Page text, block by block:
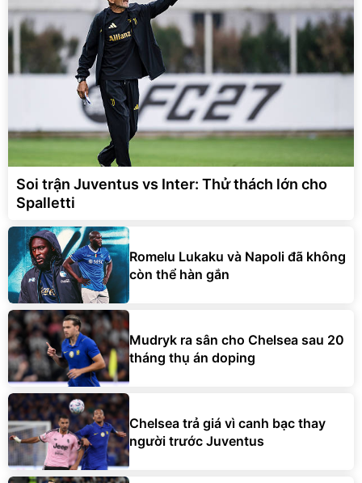
Soi trận Juventus vs Inter: Thử thách lớn cho
Spalletti
Romelu Lukaku và Napoli đã không
còn thể hàn gắn
Mudryk ra sân cho Chelsea sau 20
tháng thụ án doping
Chelsea trả giá vì canh bạc thay
người trước Juventus